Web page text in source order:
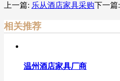
上一篇: 乐从酒店家具采购下一篇:
相关推荐
温州酒店家具厂商